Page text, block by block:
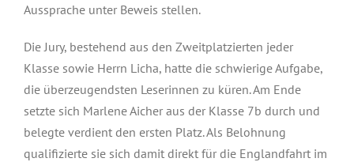
Aussprache unter Beweis stellen.
Die Jury, bestehend aus den Zweitplatzierten jeder
Klasse sowie Herrn Licha, hatte die schwierige Aufgabe,
die überzeugendsten Leserinnen zu küren. Am Ende
setzte sich Marlene Aicher aus der Klasse 7b durch und
belegte verdient den ersten Platz. Als Belohnung
qualifizierte sie sich damit direkt für die Englandfahrt im